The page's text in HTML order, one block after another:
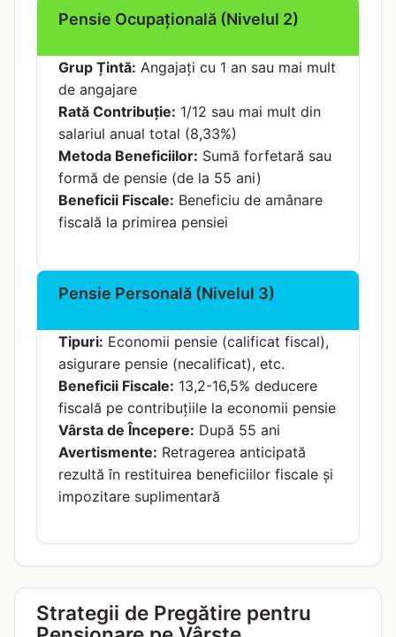
Pensie Ocupațională (Nivelul 2)
Grup Țintă: Angajați cu 1 an sau mai mult
de angajare
Rată Contribuție: 1/12 sau mai mult din
salariul anual total (8,33%)
Metoda Beneficiilor: Sumă forfetară sau
formă de pensie (de la 55 ani)
Beneficii Fiscale: Beneficiu de amânare
fiscală la primirea pensiei
Pensie Personală (Nivelul 3)
Tipuri: Economii pensie (calificat fiscal),
asigurare pensie (necalificat), etc.
Beneficii Fiscale: 13,2-16,5% deducere
fiscală pe contribuțiile la economii pensie
Vârsta de Începere: După 55 ani
Avertismente: Retragerea anticipată
rezultă în restituirea beneficiilor fiscale și
impozitare suplimentară
Strategii de Pregătire pentru